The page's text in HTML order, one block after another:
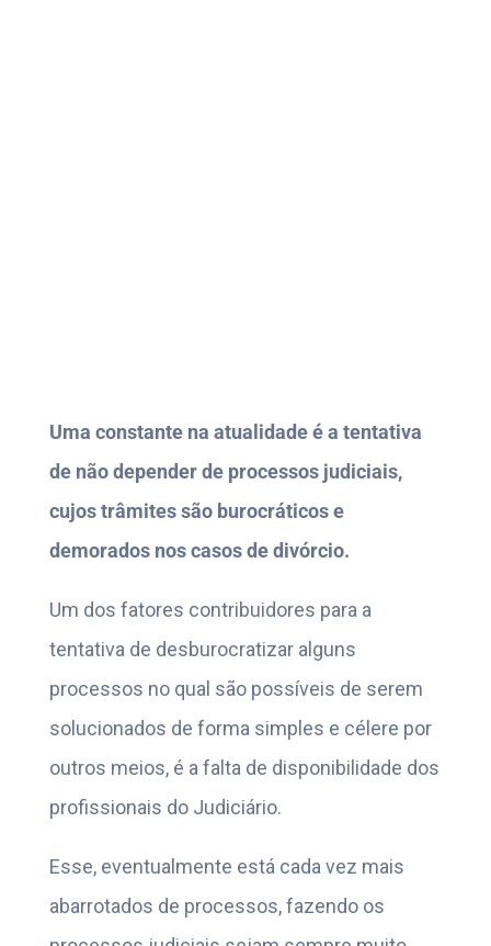
Uma constante na atualidade é a tentativa
de não depender de processos judiciais,
cujos trâmites são burocráticos e
demorados nos casos de divórcio.
Um dos fatores contribuidores para a
tentativa de desburocratizar alguns
processos no qual são possíveis de serem
solucionados de forma simples e célere por
outros meios, é a falta de disponibilidade dos
profissionais do Judiciário.
Esse, eventualmente está cada vez mais
abarrotados de processos, fazendo os